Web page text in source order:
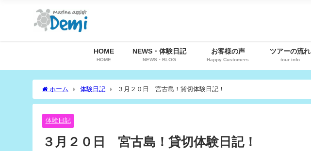
HOME
HOME
NEWS・体験日記
NEWS・BLOG
お客様の声
Happy Customers
ツアーの流れ
tour info
ホーム 体験日記 ３月２０日 宮古島！貸切体験日記！
体験日記
３月２０日 宮古島！貸切体験日記！